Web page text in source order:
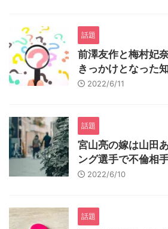
話題
前澤友作と梅村妃
きっかけとなった
2022/6/11
話題
宮山亮の嫁は山田
ング選手で不倫相
2022/6/10
話題